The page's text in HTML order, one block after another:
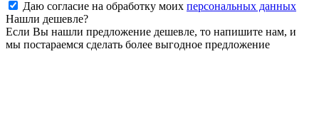
Даю согласие на обработку моих персональных данных
Нашли дешевле?
Если Вы нашли предложение дешевле, то напишите нам, и
мы постараемся сделать более выгодное предложение